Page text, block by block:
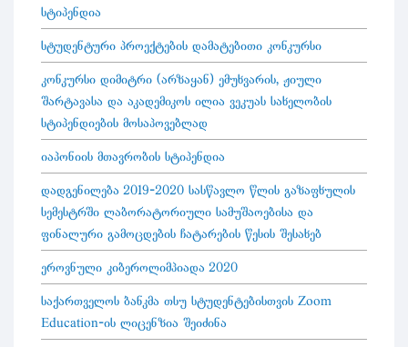
სტიპენდია
სტუდენტური პროექტების დამატებითი კონკურსი
კონკურსი დიმიტრი (არზაყან) ემუხვარის, ჟიული
შარტავასა და აკადემიკოს ილია ვეკუას სახელობის
სტიპენდიების მოსაპოვებლად
იაპონიის მთავრობის სტიპენდია
დადგენილება 2019-2020 სასწავლო წლის გაზაფხულის
სემესტრში ლაბორატორიული სამუშაოებისა და
ფინალური გამოცდების ჩატარების წესის შესახებ
ეროვნული კიბეროლიმპიადა 2020
საქართველოს ბანკმა თსუ სტუდენტებისთვის Zoom
Education-ის ლიცენზია შეიძინა